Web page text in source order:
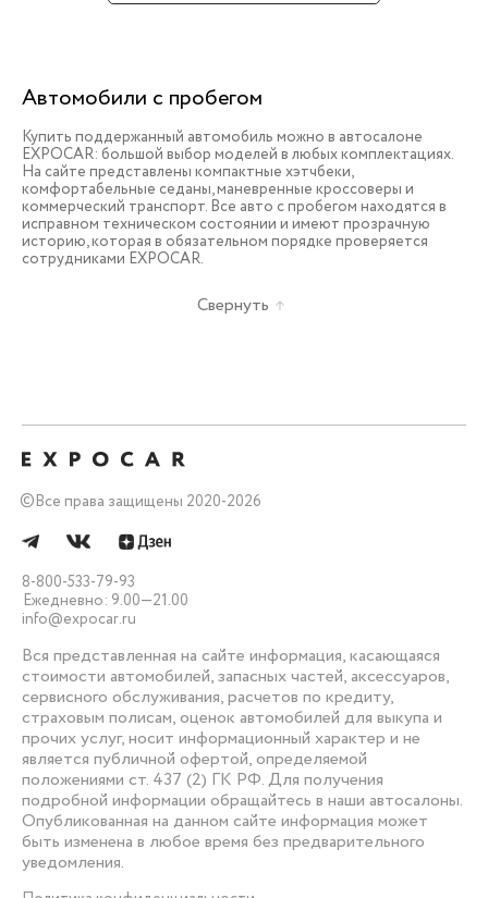
Автомобили с пробегом
Купить поддержанный автомобиль можно в автосалоне
EXPOCAR: большой выбор моделей в любых комплектациях.
На сайте представлены компактные хэтчбеки,
комфортабельные седаны, маневренные кроссоверы и
коммерческий транспорт. Все авто с пробегом находятся в
исправном техническом состоянии и имеют прозрачную
историю, которая в обязательном порядке проверяется
сотрудниками EXPOCAR.
Свернуть
©Все права защищены 2020-2026
8-800-533-79-93
Ежедневно: 9.00—21.00
info@expocar.ru
Вся представленная на сайте информация, касающаяся
стоимости автомобилей, запасных частей, аксессуаров,
сервисного обслуживания, расчетов по кредиту,
страховым полисам, оценок автомобилей для выкупа и
прочих услуг, носит информационный характер и не
является публичной офертой, определяемой
положениями ст. 437 (2) ГК РФ. Для получения
подробной информации обращайтесь в наши автосалоны.
Опубликованная на данном сайте информация может
быть изменена в любое время без предварительного
уведомления.